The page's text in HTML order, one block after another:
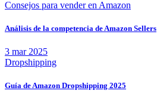
Consejos para vender en Amazon
Análisis de la competencia de Amazon Sellers
3 mar 2025
Dropshipping
Guía de Amazon Dropshipping 2025